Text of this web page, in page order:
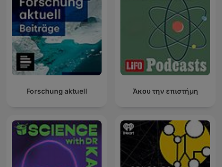
Forschung aktuell Άκου την επιστήμη